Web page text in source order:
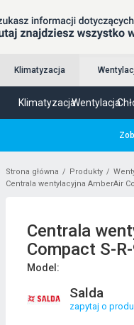
Klimatyzacja
KlimatyzacjaWentylacja
Strona główna Produkty
Centrala wentylacyjna AmberAir
Centrala
Compact S-
Model:
Salda
zapytaj o